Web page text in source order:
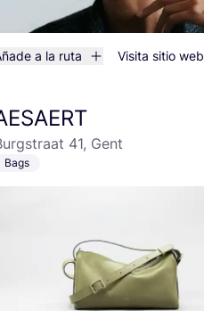
a la ruta Visita sitio web
41, Gent
Bags